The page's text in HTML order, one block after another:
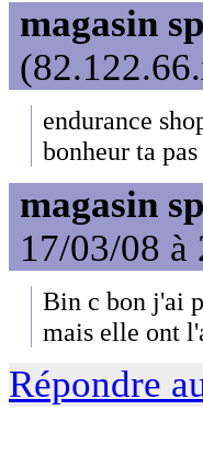
magasin
endurance
bonheur ta
magasin
17/03/08 à
Bin c bon j'ai
mais elle ont
Répondre